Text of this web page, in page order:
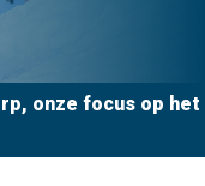
onze focus op het